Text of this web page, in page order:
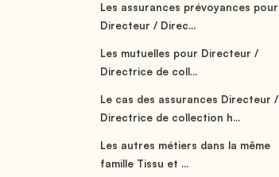
Les assurances prévoyances pour
Directeur / Direc...
Les mutuelles pour Directeur /
Directrice de coll...
Le cas des assurances Directeur /
Directrice de collection h...
Les autres métiers dans la même
famille Tissu et ...